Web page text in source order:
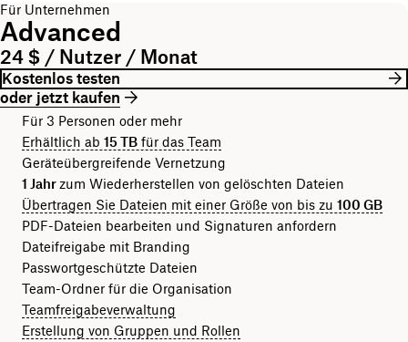
Für Unternehmen
Advanced
24 $ / Nutzer / Monat
Kostenlos testen
oder jetzt kaufen
Für 3 Personen oder mehr
Erhältlich ab 15 TB für das Team
Geräteübergreifende Vernetzung
1 Jahr zum Wiederherstellen von gelöschten Dateien
Übertragen Sie Dateien mit einer Größe von bis zu 100 GB
PDF-Dateien bearbeiten und Signaturen anfordern
Dateifreigabe mit Branding
Passwortgeschützte Dateien
Team-Ordner für die Organisation
Teamfreigabeverwaltung
Erstellung von Gruppen und Rollen